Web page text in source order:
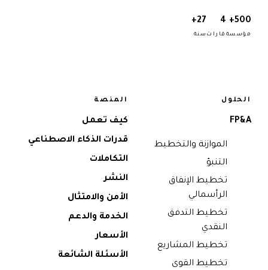
500+
مؤسسة
4
قارات
27+
سنة
الحلول
FP&A
الموازنة والتخطيط
التنبؤ
تخطيط الإنفاق
الرأسمالي
تخطيط التدفق
النقدي
تخطيط المشاريع
تخطيط القوى
المنصة
كيف تعمل
قدرات الذكاء الاصطناعي
التكاملات
النشر
الأمن والامتثال
الخدمة والدعم
الأسعار
الأسئلة الشائعة